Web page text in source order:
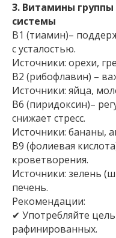
3. Витамины группы
системы
В1 (тиамин)–
с усталостью.
Источники: орехи,
В2 (рибофлавин) –
Источники: яйца,
В6 (пиридоксин)–
снижает стресс.
Источники: бананы,
В9 (фолиевая
кроветворения.
Источники: зелень
печень.
Рекомендации:
✔ Употребляйте
рафинированных.